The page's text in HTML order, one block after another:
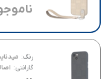
رنگ:
گارانتی: